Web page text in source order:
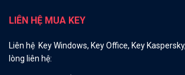
LIÊN HỆ MUA KEY
Liên hệ Key Windows, Key Office, Key
lòng liên hệ: